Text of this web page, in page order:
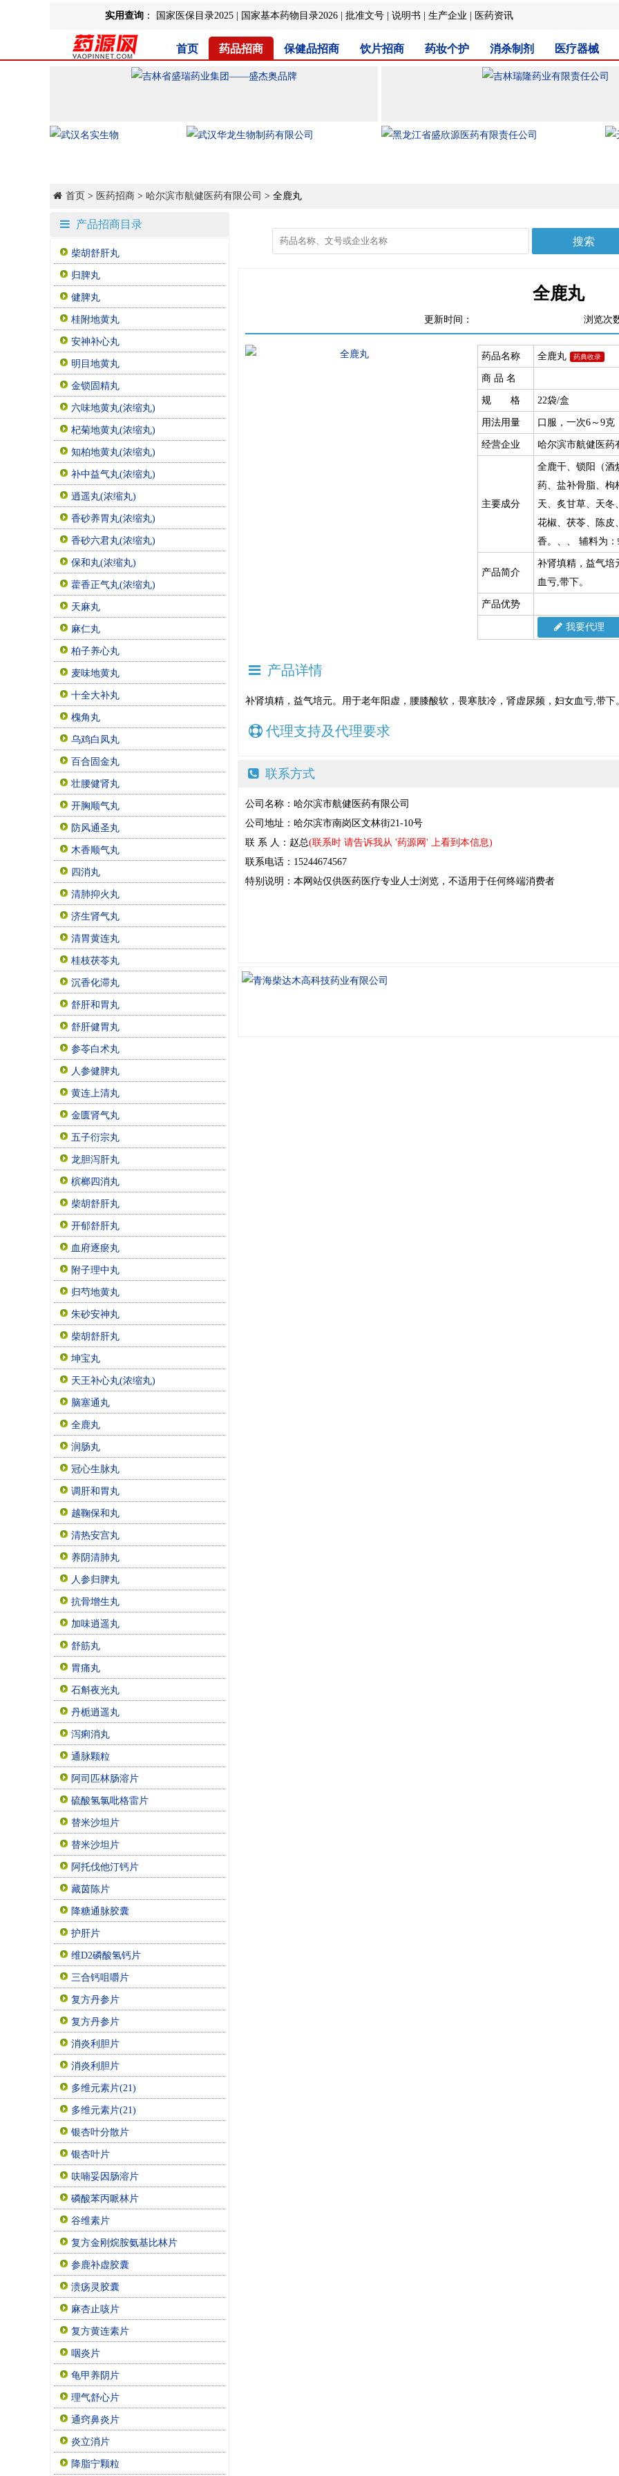
实用查询 ： 国家医保目录2025 国家基本药物目录2026 批准文号 说明书 生产企业 医药资讯
首页 药品招商 保健品招商 饮片招商 药妆个护 消杀制剂 医疗器械
首页 > 医药招商 > 哈尔滨市航健医药有限公司 > 全鹿丸
产品招商目录
柴胡舒肝丸
归脾丸
健脾丸
桂附地黄丸
安神补心丸
明目地黄丸
金锁固精丸
六味地黄丸(浓缩丸)
杞菊地黄丸(浓缩丸)
知柏地黄丸(浓缩丸)
补中益气丸(浓缩丸)
逍遥丸(浓缩丸)
香砂养胃丸(浓缩丸)
香砂六君丸(浓缩丸)
保和丸(浓缩丸)
藿香正气丸(浓缩丸)
天麻丸
麻仁丸
柏子养心丸
麦味地黄丸
十全大补丸
槐角丸
乌鸡白凤丸
百合固金丸
壮腰健肾丸
开胸顺气丸
防风通圣丸
木香顺气丸
四消丸
清肺抑火丸
济生肾气丸
清胃黄连丸
桂枝茯苓丸
沉香化滞丸
舒肝和胃丸
舒肝健胃丸
参苓白术丸
人参健脾丸
黄连上清丸
金匮肾气丸
五子衍宗丸
龙胆泻肝丸
槟榔四消丸
柴胡舒肝丸
开郁舒肝丸
血府逐瘀丸
附子理中丸
归芍地黄丸
朱砂安神丸
柴胡舒肝丸
坤宝丸
天王补心丸(浓缩丸)
脑塞通丸
全鹿丸
润肠丸
冠心生脉丸
调肝和胃丸
越鞠保和丸
清热安宫丸
养阴清肺丸
人参归脾丸
抗骨增生丸
加味逍遥丸
舒筋丸
胃痛丸
石斛夜光丸
丹栀逍遥丸
泻痢消丸
通脉颗粒
阿司匹林肠溶片
硫酸氢氯吡格雷片
替米沙坦片
替米沙坦片
阿托伐他汀钙片
藏茵陈片
降糖通脉胶囊
护肝片
维D2磷酸氢钙片
三合钙咀嚼片
复方丹参片
复方丹参片
消炎利胆片
消炎利胆片
多维元素片(21)
多维元素片(21)
银杏叶分散片
银杏叶片
呋喃妥因肠溶片
磷酸苯丙哌林片
谷维素片
复方金刚烷胺氨基比林片
参鹿补虚胶囊
溃疡灵胶囊
麻杏止咳片
复方黄连素片
咽炎片
龟甲养阴片
理气舒心片
通窍鼻炎片
炎立消片
降脂宁颗粒
全鹿丸
更新时间： 浏览次
药品名称 全鹿丸 药典收录
商 品 名
规 格 22袋/盒
用法用量 口服，一次6～9克
经营企业 哈尔滨市航健医药
主要成分
全鹿干、锁阳（酒
药、盐补骨脂、枸
天、炙甘草、天冬
花椒、茯苓、陈皮
香。、、 辅料为
产品简介
补肾填精，益气培
血亏,带下。
产品优势
我要代理
产品详情
补肾填精，益气培元。用于老年阳虚，腰膝酸软，畏寒肢冷，肾虚尿频，妇女血亏,带下
代理支持及代理要求
联系方式
公司名称：哈尔滨市航健医药有限公司
公司地址：哈尔滨市南岗区文林街21-10号
联 系 人：赵总(联系时 请告诉我从 '药源网' 上看到本信息)
联系电话：15244674567
特别说明：本网站仅供医药医疗专业人士浏览，不适用于任何终端消费者